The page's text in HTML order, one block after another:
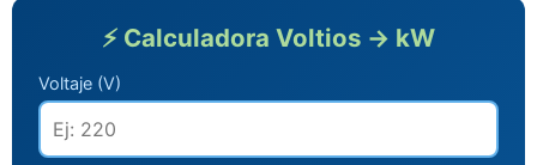
⚡ Calculadora Voltios → kW
Voltaje (V)